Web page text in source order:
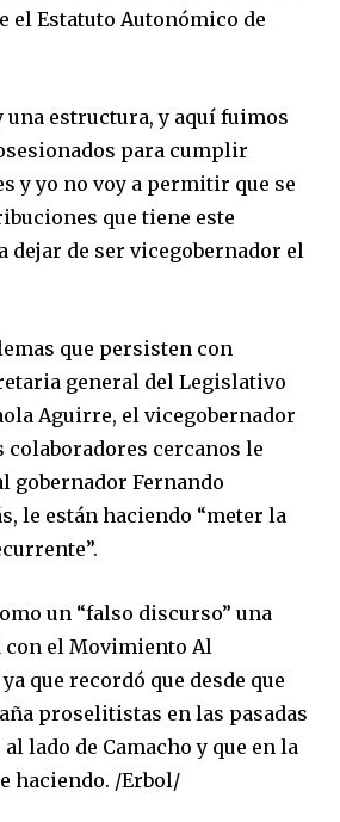
of
and be part of the
your email address on our website
below. Don't worry, we respect
spam your inbox. Your information is
thePrivacy Policy.
el Estatuto Autonómico de
una estructura, y aquí fuimos
para cumplir
y yo no voy a permitir que se
que tiene este
dejar de ser vicegobernador el
que persisten con
general del Legislativo
Aguirre, el vicegobernador
colaboradores cercanos le
gobernador Fernando
le están haciendo “meter la
un “falso discurso” una
con el Movimiento Al
que recordó que desde que
proselitistas en las pasadas
lado de Camacho y que en la
haciendo. /Erbol/